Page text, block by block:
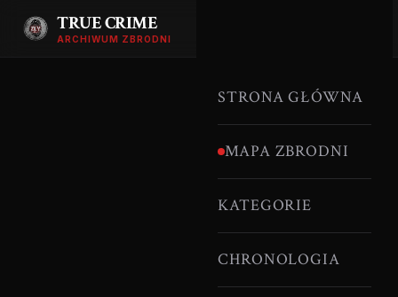
TRUE CRIME
ARCHIWUM ZBRODNI
STRONA GŁÓWNA
MAPA ZBRODNI
KATEGORIE
CHRONOLOGIA